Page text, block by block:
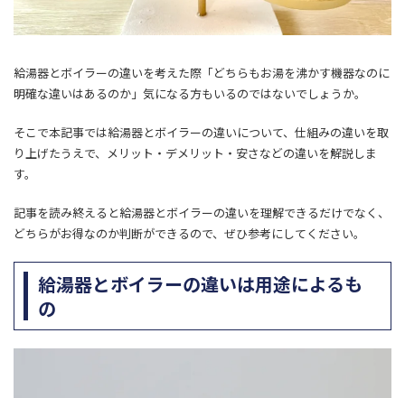
給湯器とボイラーの違いを考えた際「どちらもお湯を沸かす機器なのに
明確な違いはあるのか」気になる方もいるのではないでしょうか。
そこで本記事では給湯器とボイラーの違いについて、仕組みの違いを取
り上げたうえで、メリット・デメリット・安さなどの違いを解説しま
す。
記事を読み終えると給湯器とボイラーの違いを理解できるだけでなく、
どちらがお得なのか判断ができるので、ぜひ参考にしてください。
給湯器とボイラーの違いは用途によるも
の